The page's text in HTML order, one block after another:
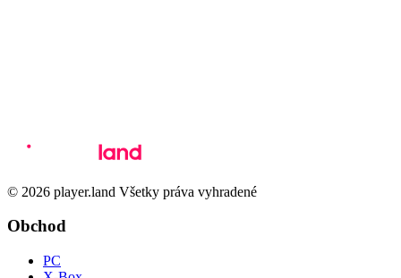
© 2026 player.land Všetky práva vyhradené
Obchod
PC